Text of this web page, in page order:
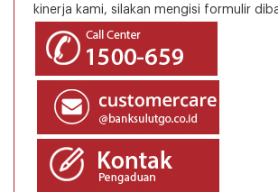
kinerja kami, silakan mengisi formulir